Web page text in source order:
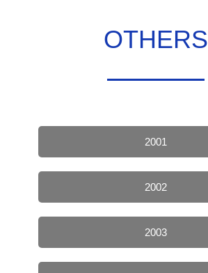
OTHERS
2001
2002
2003